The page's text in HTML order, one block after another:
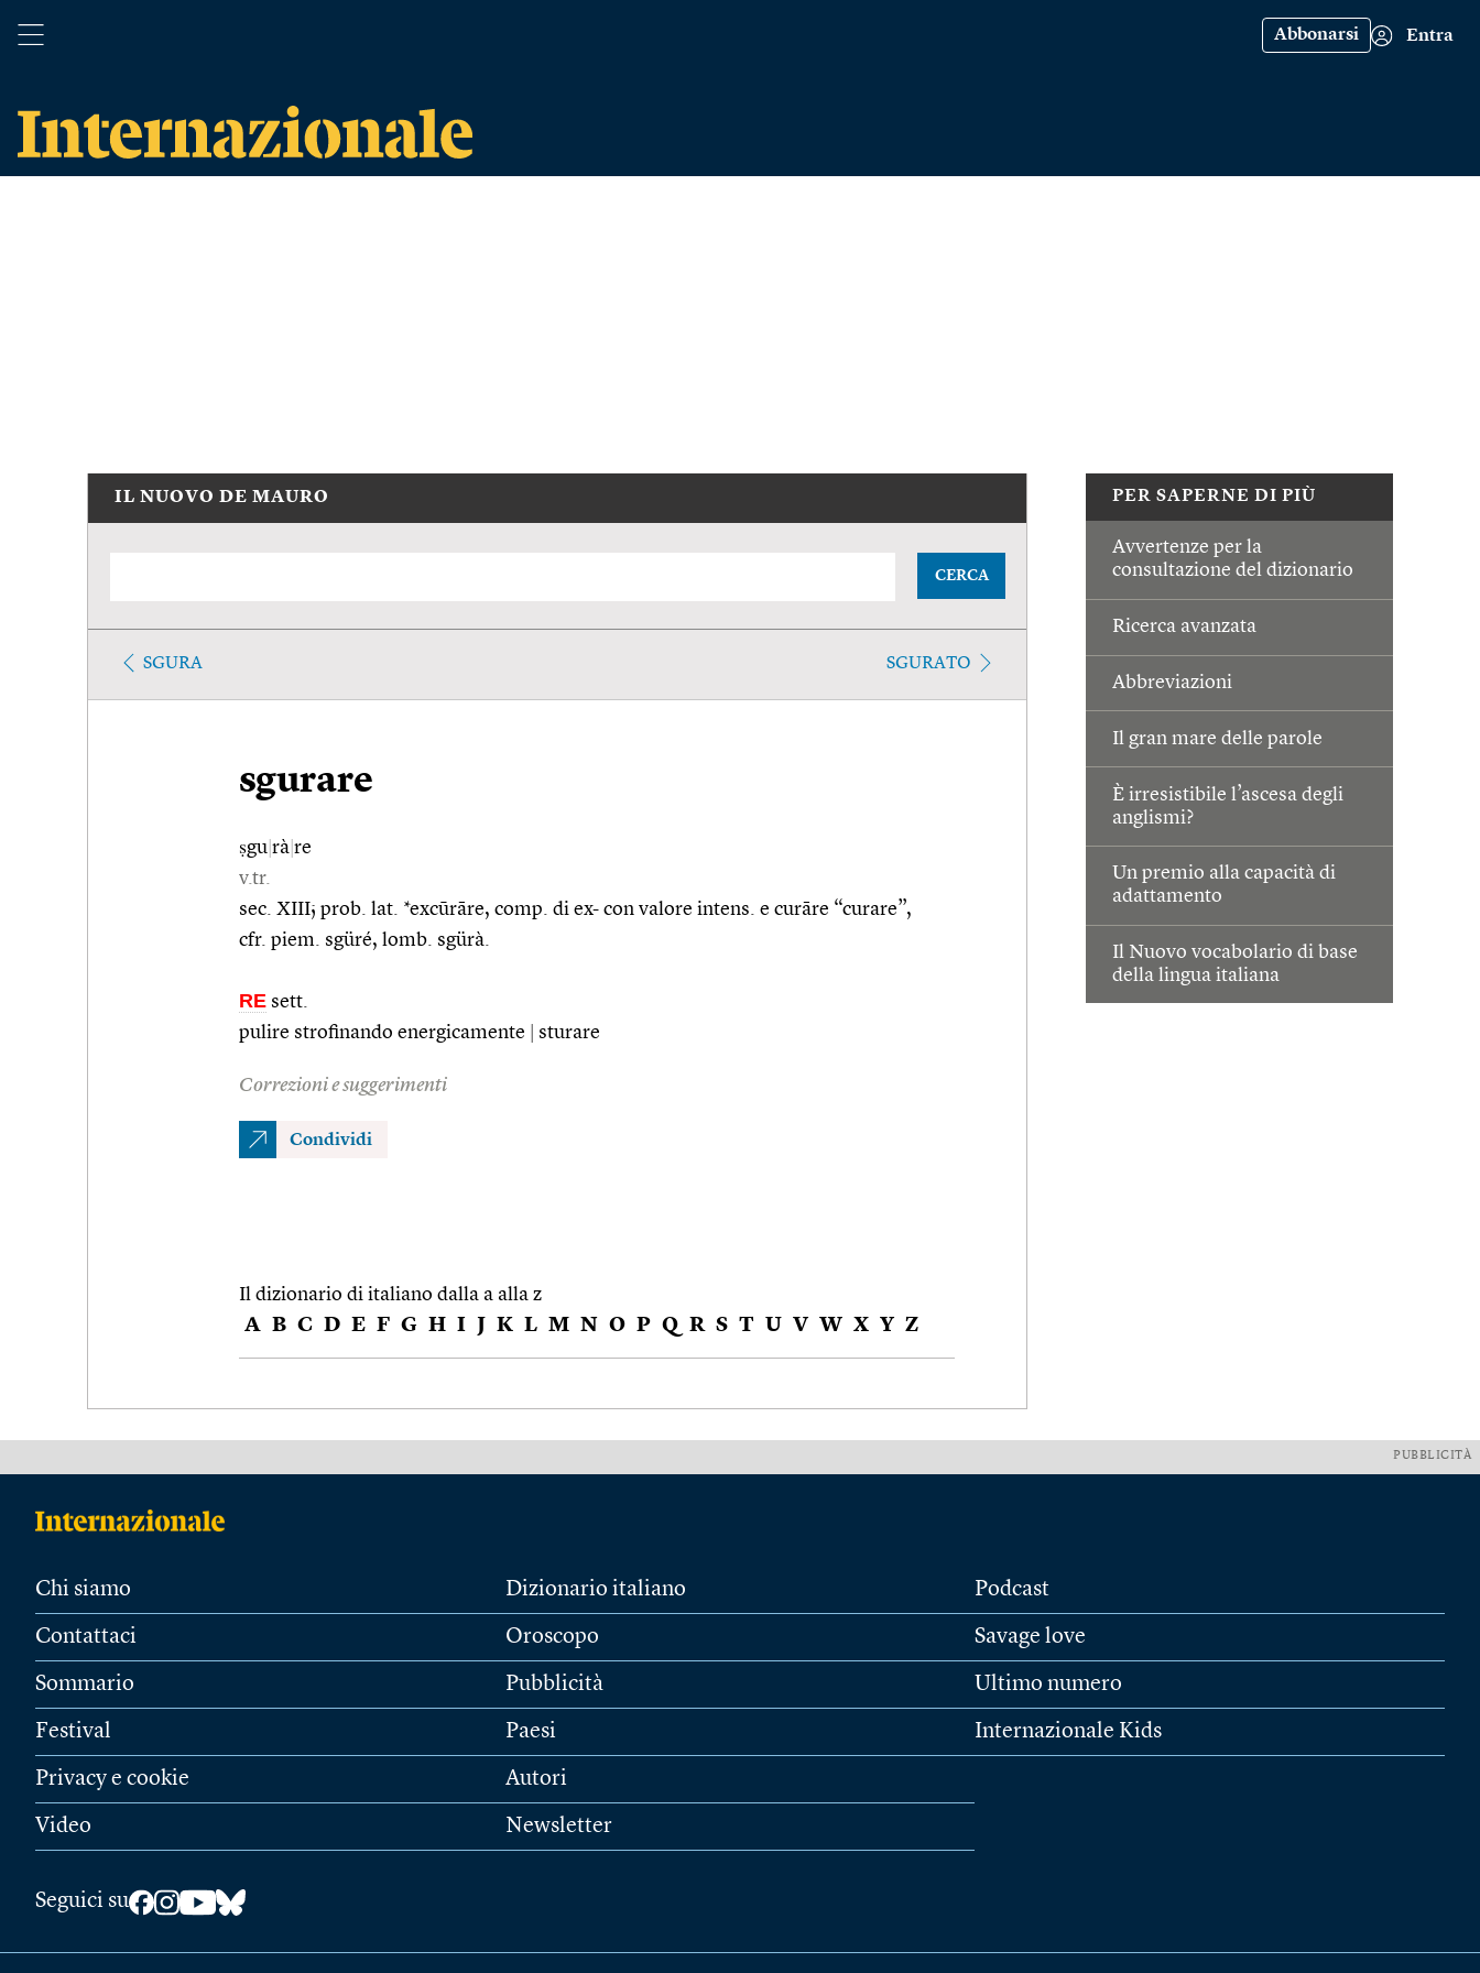
Abbonarsi Entra
PER SAPERNE DI PIÙ
Avvertenze per la
consultazione del dizionario
Ricerca avanzata
Abbreviazioni
Il gran mare delle parole
È irresistibile l’ascesa degli
anglismi?
Un premio alla capacità di
adattamento
Il Nuovo vocabolario di base
della lingua italiana
IL NUOVO DE MAURO
CERCA
SGURA SGURATO
sgurare
ṣgu rà re
v.tr.
sec. XIII; prob. lat. *excūrāre, comp. di ex- con valore intens. e curāre “curare”,
cfr. piem. sgüré, lomb. sgürà.
RE sett.
pulire strofinando energicamente
sturare
Correzioni e suggerimenti
Condividi
Il dizionario di italiano dalla a alla z
A B C D E F G H I J K L M N O P Q R S T U V W X Y Z
PUBBLICITÀ
Chi siamo
Contattaci
Sommario
Festival
Privacy e cookie
Video
Dizionario italiano
Oroscopo
Pubblicità
Paesi
Autori
Newsletter
Podcast
Savage love
Ultimo numero
Internazionale Kids
Seguici su